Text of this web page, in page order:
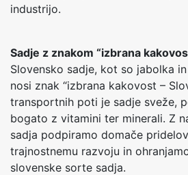
industrijo.
Sadje z znakom “izbrana
Slovensko sadje, kot so jabolka
nosi znak “izbrana kakovost –
transportnih poti je sadje sveže,
bogato z vitamini ter minerali. Z
sadja podpiramo domače
trajnostnemu razvoju in
slovenske sorte sadja.